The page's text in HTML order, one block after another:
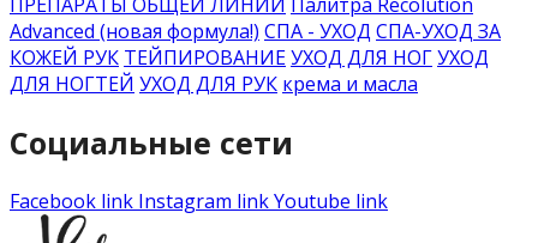
Advanced (новая формула!) СПА - УХОД СПА-УХОД ЗА
КОЖЕЙ РУК ТЕЙПИРОВАНИЕУХОД ДЛЯ НОГУХОД
ДЛЯ НОГТЕЙ УХОД ДЛЯ РУК крема и масла
Социальные сети
Facebook link Instagram linkYoutube link